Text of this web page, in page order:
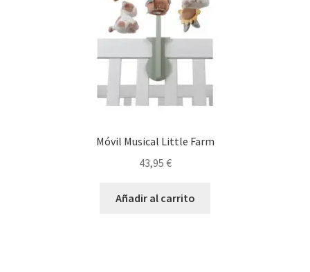
Móvil Musical Little Farm
43,95 €
Añadir al carrito